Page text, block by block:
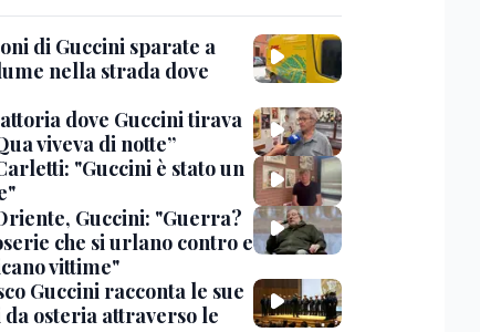
di Guccini sparate a
nella strada dove
dove Guccini tirava
viveva di notte”
"Guccini è stato un
Guccini: "Guerra?
che si urlano contro e
vittime"
Guccini racconta le sue
da osteria attraverso le